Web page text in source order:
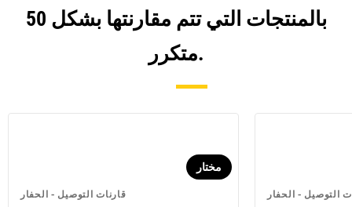
50 بالمنتجات التي تتم مقارنتها بشكل
متكرر.
قارنات التوصيل - الحفار
مختار
التوصيل - الحفار